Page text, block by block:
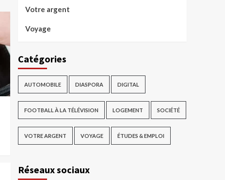
Votre argent
Voyage
Catégories
AUTOMOBILE DIASPORA DIGITAL
FOOTBALL À LA TÉLÉVISION LOGEMENT SOCIÉTÉ
VOTRE ARGENT VOYAGE ÉTUDES & EMPLOI
Réseaux sociaux